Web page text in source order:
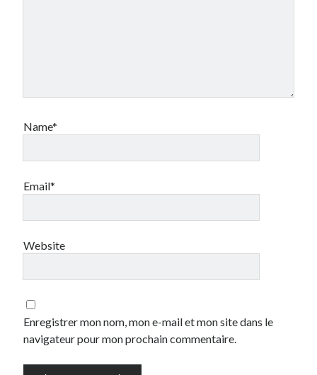
Name*
Email*
Website
Enregistrer mon nom, mon e-mail et mon site dans le
navigateur pour mon prochain commentaire.